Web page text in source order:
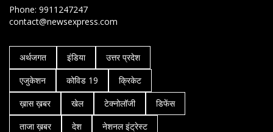
Phone: 9911247247
contact@newsexpress.com
अर्थजगत इंडिया
उत्तर प्रदेश
एजुकेशन
कोविड 19
क्रिकेट
ख़ास ख़बर
खेल टेक्नोलॉजी
डिफेंस
ताजा ख़बर
देश नेशनल इंट्रेस्ट